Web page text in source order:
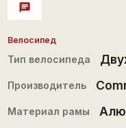
chat
Велосипед
Тип велосипеда
Производитель
Материал рамы